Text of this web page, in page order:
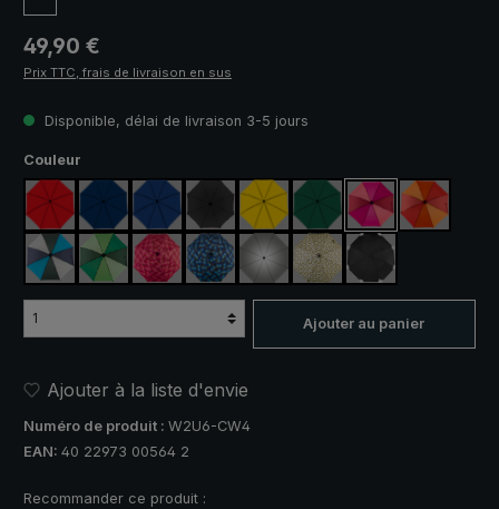
Prix régulier :
49,90 €
Prix TTC, frais de livraison en sus
Disponible, délai de livraison 3-5 jours
Sélectionnez
Couleur
rouge bleu marinebleu royalnoir jaune vert foncérose fuchsia /
orange /
bleu / vert / grisvert clair / vert foncé
rose / rouge à carreaux
bleu / vert à carreaux
argent, protection UV 50+
camouflagenoir, avec
Ajouter au panier
Ajouter à la liste d'envie
Numéro de produit : W2U6-CW4
EAN: 40 22973 00564 2
Recommander ce produit :